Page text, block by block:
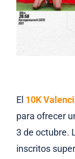
El 10K
para ofrecer
3 de octubre.
inscritos